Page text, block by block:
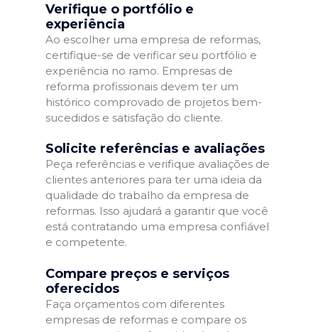
Verifique o portfólio e
experiência
Ao escolher uma empresa de reformas,
certifique-se de verificar seu portfólio e
experiência no ramo. Empresas de
reforma profissionais devem ter um
histórico comprovado de projetos bem-
sucedidos e satisfação do cliente.
Solicite referências e avaliações
Peça referências e verifique avaliações de
clientes anteriores para ter uma ideia da
qualidade do trabalho da empresa de
reformas. Isso ajudará a garantir que você
está contratando uma empresa confiável
e competente.
Compare preços e serviços
oferecidos
Faça orçamentos com diferentes
empresas de reformas e compare os